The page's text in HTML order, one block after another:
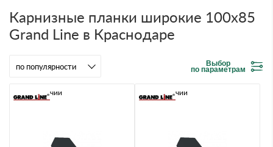
Карнизные планки широкие 100х85
Grand Line в Краснодаре
Выбор
по параметрам
В наличии В наличии